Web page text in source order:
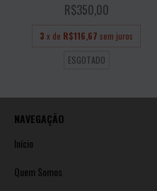
R$350,00
3 x de R$116,67 sem juros
ESGOTADO
NAVEGAÇÃO
Início
Quem Somos